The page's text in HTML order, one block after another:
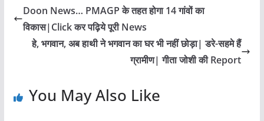
Doon News… PMAGP के तहत होगा 14 गांवों का
विकास|Click कर पढ़िये पूरी News
हे, भगवान, अब हाथी ने भगवान का घर भी नहीं छोड़ा| डरे-सहमे हैं
ग्रामीण| गीता जोशी की Report
You May Also Like